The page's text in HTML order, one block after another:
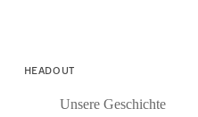
HEADOUT
Unsere Geschichte